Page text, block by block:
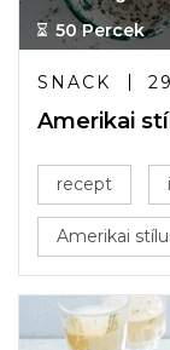
50 Percek
SNACK
Amerikai
recept
Amerikai